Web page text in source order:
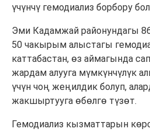
үчүнчү гемодиализ борбору
Эми Кадамжай районундагы
50 чакырым алыстагы
каттабастан, өз аймагында
жардам алууга мүмкүнчүлүк
үчүн чоң жеңилдик болуп,
жакшыртууга өбөлгө түзөт.
Гемодиализ кызматтарын